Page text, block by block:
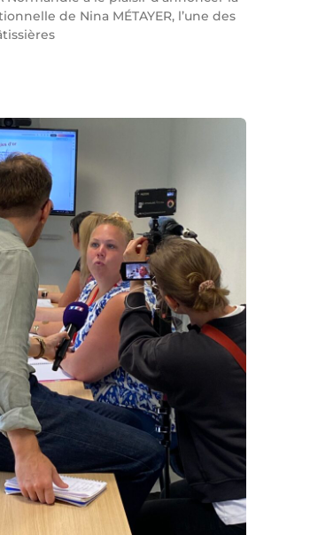
de Nina MÉTAYER, l’une des